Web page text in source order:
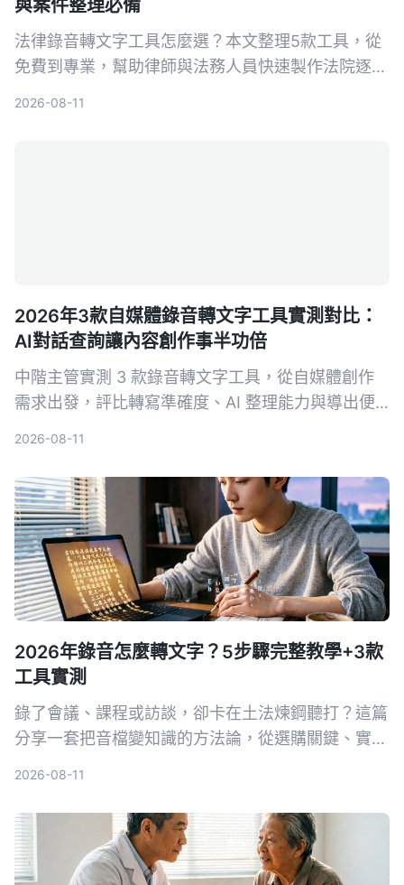
與案件整理必備
法律錄音轉文字工具怎麼選？本文整理5款工具，從
免費到專業，幫助律師與法務人員快速製作法院逐字
2026-08-11
2026年3款自媒體錄音轉文字工具實測對比：
AI對話查詢讓內容創作事半功倍
中階主管實測 3 款錄音轉文字工具，從自媒體創作
需求出發，評比轉寫準確度、AI 整理能力與導出便
2026-08-11
2026年錄音怎麼轉文字？5步驟完整教學+3款
工具實測
錄了會議、課程或訪談，卻卡在土法煉鋼聽打？這篇
分享一套把音檔變知識的方法論，從選購關鍵、實測
2026-08-11